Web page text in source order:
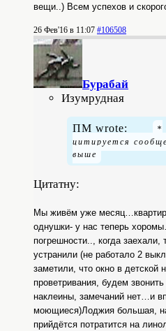
вещи..) Всем успехов и
26 Фев'16 в 11:07 #106508
Бурабай
Изумрудная
ПМ wrote:
Цитатну:
Мы живём уже
однушки- у нас теперь
погрешности.., когда заехали,
устранили (не работало 2
заметили, что окно в детской
проветривания, будем
наклеины, замечаний нет…и
моющиеся)Лоджия большая,
прийдётся потратится на